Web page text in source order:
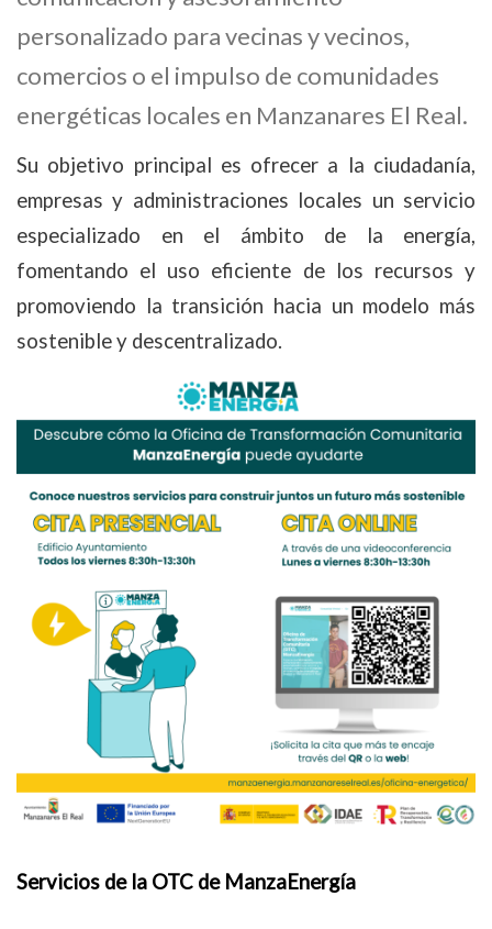
personalizado para vecinas y vecinos,
comercios o el impulso de comunidades
energéticas locales en Manzanares El Real.
Su objetivo principal es ofrecer a la ciudadanía,
empresas y administraciones locales un servicio
especializado en el ámbito de la energía,
fomentando el uso eficiente de los recursos y
promoviendo la transición hacia un modelo más
sostenible y descentralizado.
Servicios de la OTC de ManzaEnergía